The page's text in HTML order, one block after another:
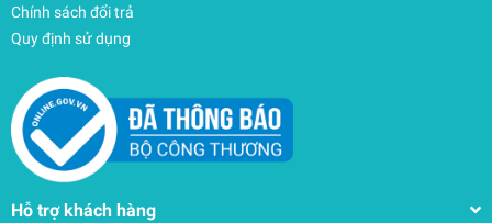
Chính sách đổi trả
Quy định sử dụng
Hỗ trợ khách hàng